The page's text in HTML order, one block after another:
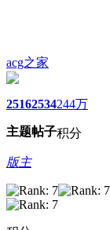
acg之家
2516
主题
2534
帖子
244万
积分
版主